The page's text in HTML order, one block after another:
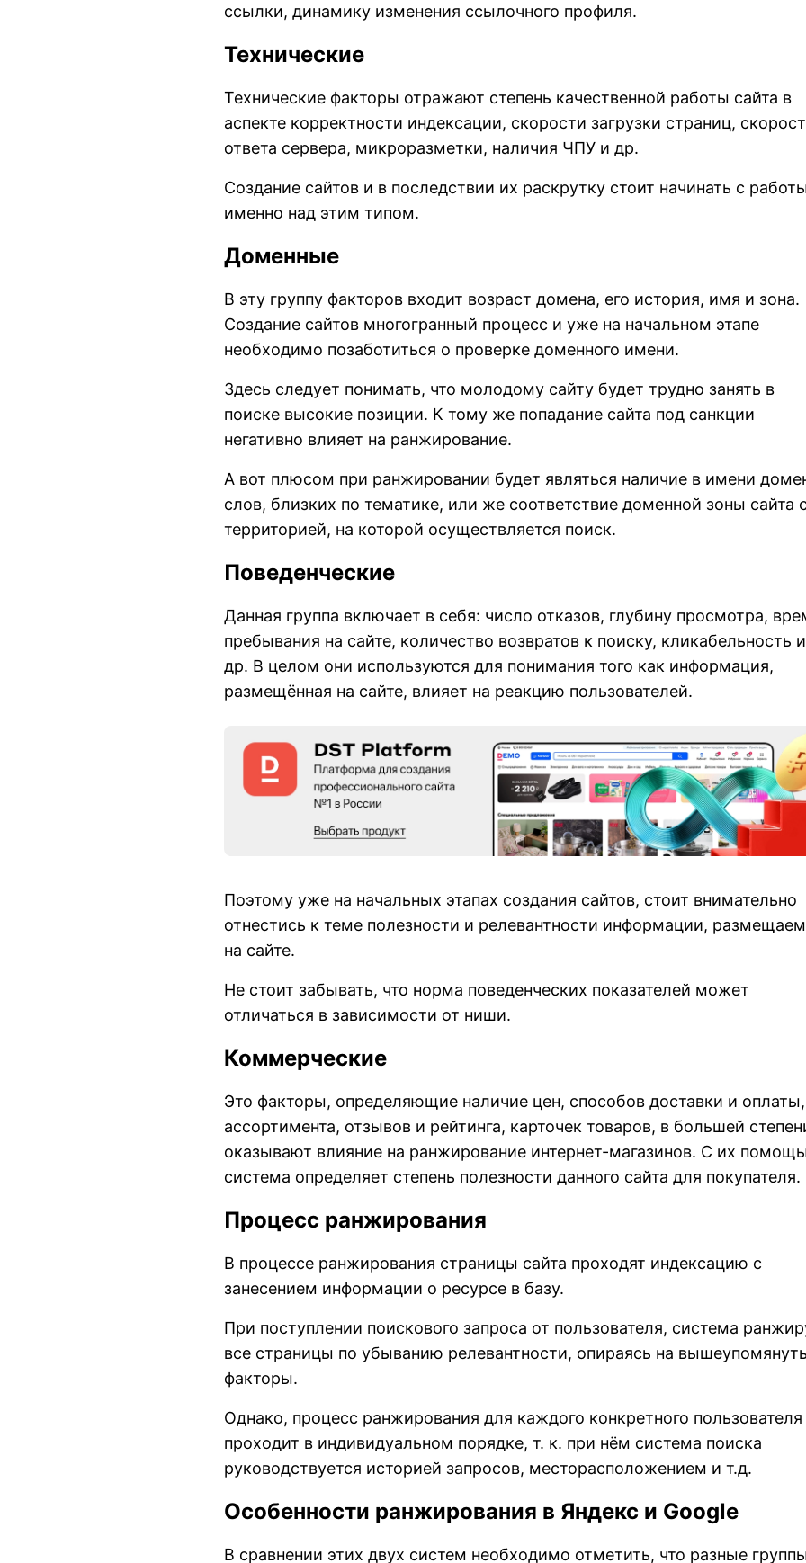
ссылки, динамику изменения ссылочного профиля.
Технические
Технические факторы отражают степень качественной работы сайта в
аспекте корректности индексации, скорости загрузки страниц,
ответа сервера, микроразметки, наличия ЧПУ и др.
Создание сайтов и в последствии их раскрутку стоит начинать с
именно над этим типом.
Доменные
В эту группу факторов входит возраст домена, его история, имя и зона.
Создание сайтов многогранный процесс и уже на начальном этапе
необходимо позаботиться о проверке доменного имени.
Здесь следует понимать, что молодому сайту будет трудно занять в
поиске высокие позиции. К тому же попадание сайта под санкции
негативно влияет на ранжирование.
А вот плюсом при ранжировании будет являться наличие в имени
слов, близких по тематике, или же соответствие доменной зоны сайта
территорией, на которой осуществляется поиск.
Поведенческие
Данная группа включает в себя: число отказов, глубину просмотра,
пребывания на сайте, количество возвратов к поиску, кликабельность и
др. В целом они используются для понимания того как информация,
размещённая на сайте, влияет на реакцию пользователей.
Поэтому уже на начальных этапах создания сайтов, стоит внимательно
отнестись к теме полезности и релевантности информации,
на сайте.
Не стоит забывать, что норма поведенческих показателей может
отличаться в зависимости от ниши.
Коммерческие
Это факторы, определяющие наличие цен, способов доставки и оплаты,
ассортимента, отзывов и рейтинга, карточек товаров, в большей
оказывают влияние на ранжирование интернет-магазинов. С их
система определяет степень полезности данного сайта для покупателя.
Процесс ранжирования
В процессе ранжирования страницы сайта проходят индексацию с
занесением информации о ресурсе в базу.
При поступлении поискового запроса от пользователя, система
все страницы по убыванию релевантности, опираясь на
факторы.
Однако, процесс ранжирования для каждого конкретного пользователя
проходит в индивидуальном порядке, т. к. при нём система поиска
руководствуется историей запросов, месторасположением и т.д.
Особенности ранжирования в Яндекс и Google
В сравнении этих двух систем необходимо отметить, что разные